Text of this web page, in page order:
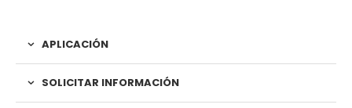
APLICACIÓN
SOLICITAR INFORMACIÓN